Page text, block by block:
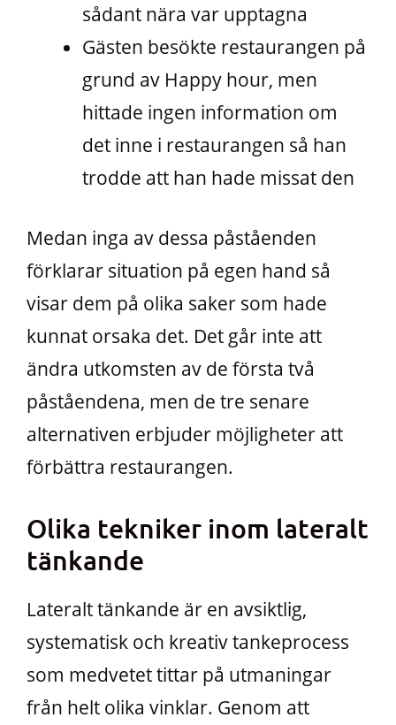
sådant nära var upptagna
Gästen besökte restaurangen på
grund av Happy hour, men
hittade ingen information om
det inne i restaurangen så han
trodde att han hade missat den
Medan inga av dessa påståenden
förklarar situation på egen hand så
visar dem på olika saker som hade
kunnat orsaka det. Det går inte att
ändra utkomsten av de första två
påståendena, men de tre senare
alternativen erbjuder möjligheter att
förbättra restaurangen.
Olika tekniker inom lateralt
tänkande
Lateralt tänkande är en avsiktlig,
systematisk och kreativ tankeprocess
som medvetet tittar på utmaningar
från helt olika vinklar. Genom att